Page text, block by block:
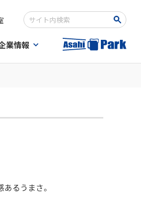
検索キーワード入力
業情報
るうまさ。